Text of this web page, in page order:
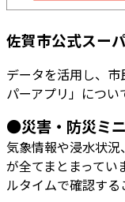
佐賀市公式スー
データを活用し、
パーアプリ」につい
●災害・防災ミ
気象情報や浸水状
が全てまとまってい
ルタイムで確認する